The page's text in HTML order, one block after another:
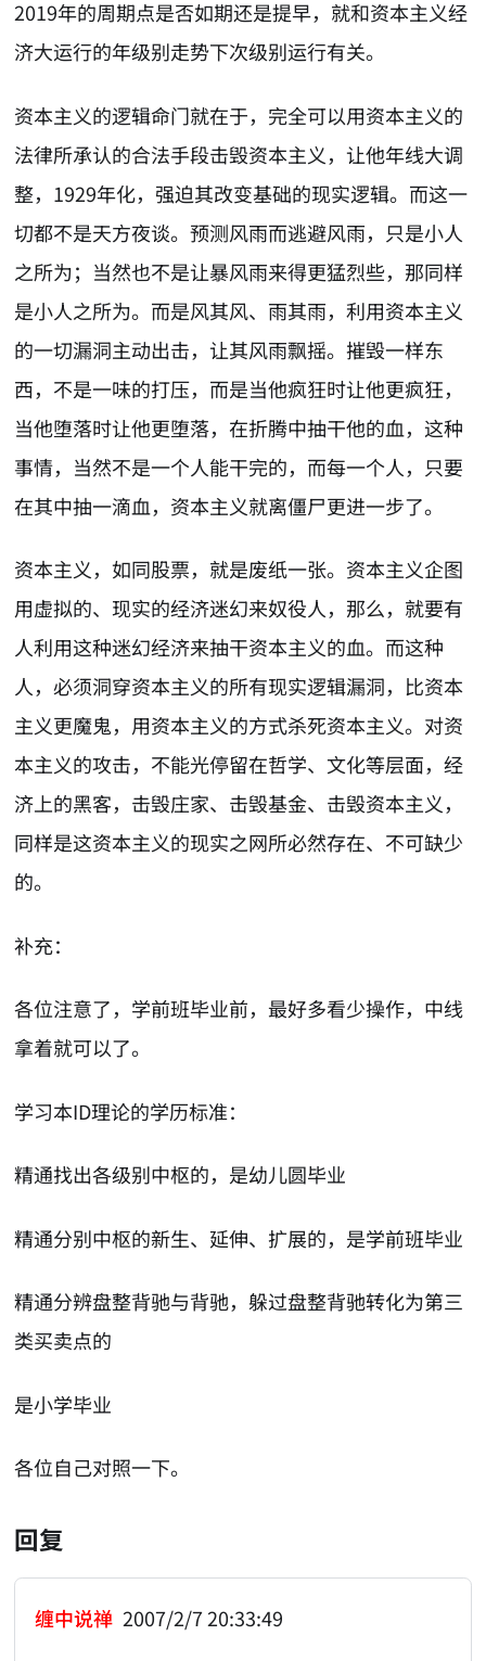
2019年的周期点是否如期还是提早，就和资本主义经
济大运行的年级别走势下次级别运行有关。
资本主义的逻辑命门就在于，完全可以用资本主义的
法律所承认的合法手段击毁资本主义，让他年线大调
整，1929年化，强迫其改变基础的现实逻辑。而这一
切都不是天方夜谈。预测风雨而逃避风雨，只是小人
之所为；当然也不是让暴风雨来得更猛烈些，那同样
是小人之所为。而是风其风、雨其雨，利用资本主义
的一切漏洞主动出击，让其风雨飘摇。摧毁一样东
西，不是一味的打压，而是当他疯狂时让他更疯狂，
当他堕落时让他更堕落，在折腾中抽干他的血，这种
事情，当然不是一个人能干完的，而每一个人，只要
在其中抽一滴血，资本主义就离僵尸更进一步了。
资本主义，如同股票，就是废纸一张。资本主义企图
用虚拟的、现实的经济迷幻来奴役人，那么，就要有
人利用这种迷幻经济来抽干资本主义的血。而这种
人，必须洞穿资本主义的所有现实逻辑漏洞，比资本
主义更魔鬼，用资本主义的方式杀死资本主义。对资
本主义的攻击，不能光停留在哲学、文化等层面，经
济上的黑客，击毁庄家、击毁基金、击毁资本主义，
同样是这资本主义的现实之网所必然存在、不可缺少
的。
补充：
各位注意了，学前班毕业前，最好多看少操作，中线
拿着就可以了。
学习本ID理论的学历标准：
精通找出各级别中枢的，是幼儿圆毕业
精通分别中枢的新生、延伸、扩展的，是学前班毕业
精通分辨盘整背驰与背驰，躲过盘整背驰转化为第三
类买卖点的
是小学毕业
各位自己对照一下。
回复
缠中说禅 2007/2/7 20:33:49